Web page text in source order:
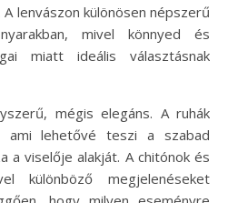
lenvászon különösen népszerű
mivel könnyed és
miatt ideális választásnak
mégis elegáns. A ruhák
ami lehetővé teszi a szabad
a viselője alakját. A chitónok és
különböző megjelenéseket